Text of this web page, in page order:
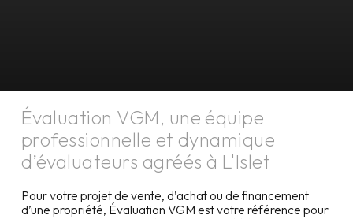
Évaluation VGM, une équipe
professionnelle et dynamique
d’évaluateurs agréés à L'Islet
Pour votre projet de vente, d’achat ou de financement
d’une propriété, Évaluation VGM est votre référence pour